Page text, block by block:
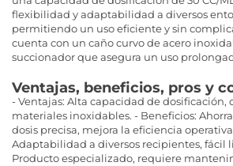
flexibilidad y adaptabilidad a diversos
permitiendo un uso eficiente y sin
cuenta con un caño curvo de acero
succionador que asegura un uso
Ventajas, beneficios, pros y
- Ventajas: Alta capacidad de
materiales inoxidables. - Beneficios:
dosis precisa, mejora la eficiencia
Adaptabilidad a diversos recipientes, fácil
Producto especializado, requiere